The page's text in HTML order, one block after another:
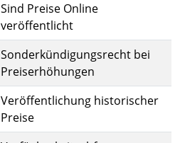
Sind Preise Online
veröffentlicht
Sonderkündigungsrecht bei
Preiserhöhungen
Veröffentlichung historischer
Preise